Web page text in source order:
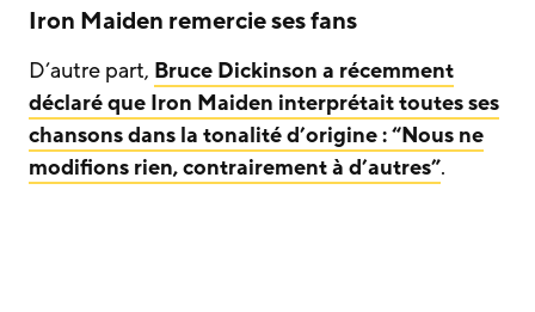
Iron Maiden remercie ses fans
D’autre part, Bruce Dickinson a récemment
déclaré que Iron Maiden interprétait toutes ses
chansons dans la tonalité d’origine : “Nous ne
modifions rien, contrairement à d’autres”.